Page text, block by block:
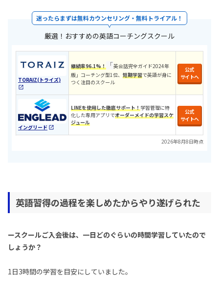
迷ったらまずは無料カウンセリング・無料トライアル！
厳選！おすすめの英語コーチングスクール
TORAIZ(トライズ)
継続率96.1%！ 「英会話完全ガイド2024年
版」コーチング型1位、 短期学習で英語が身に
つく注目のスクール
公式
サイトへ
イングリード
LINEを使用した徹底サポート！学習管理に特
化した専用アプリでオーダーメイドの学習スケ
ジュール
公式
サイトへ
2026年8月8日時点
英語習得の過程を楽しめたからやり遂げられた
ースクールご入会後は、一日どのぐらいの時間学習していたので
しょうか？
1日3時間の学習を目安にしていました。